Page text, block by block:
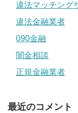
違法マッチング
違法金融業者
090金融
闇金相談
正規金融業者
最近のコメント